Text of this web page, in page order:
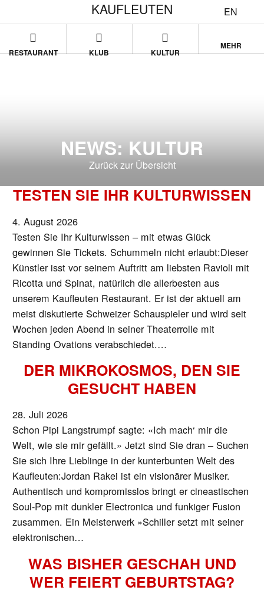
EN
KAUFLEUTEN
RESTAURANT KLUB KULTUR
MEHR
NEWS: KULTUR
Zurück zur Übersicht
TESTEN SIE IHR KULTURWISSEN
4. August 2026
Testen Sie Ihr Kulturwissen – mit etwas Glück
gewinnen Sie Tickets. Schummeln nicht erlaubt:Dieser
Künstler isst vor seinem Auftritt am liebsten Ravioli mit
Ricotta und Spinat, natürlich die allerbesten aus
unserem Kaufleuten Restaurant. Er ist der aktuell am
meist diskutierte Schweizer Schauspieler und wird seit
Wochen jeden Abend in seiner Theaterrolle mit
Standing Ovations verabschiedet.…
DER MIKROKOSMOS, DEN SIE
GESUCHT HABEN
28. Juli 2026
Schon Pipi Langstrumpf sagte: «Ich mach‘ mir die
Welt, wie sie mir gefällt.» Jetzt sind Sie dran – Suchen
Sie sich Ihre Lieblinge in der kunterbunten Welt des
Kaufleuten:Jordan Rakei ist ein visionärer Musiker.
Authentisch und kompromisslos bringt er cineastischen
Soul-Pop mit dunkler Electronica und funkiger Fusion
zusammen. Ein Meisterwerk »Schiller setzt mit seiner
elektronischen…
WAS BISHER GESCHAH UND
WER FEIERT GEBURTSTAG?